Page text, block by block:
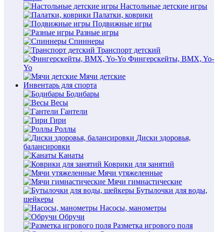
Настольные детские игры
Палатки, коврики
Подвижные игры
Разные игры
Спиннеры
Транспорт детский
Фингерскейты, BMX, Yo-
Yo
Мячи детские
Инвентарь для спорта
Бодибары
Весы
Гантели
Гири
Роллы
Диски здоровья,
балансировки
Канаты
Коврики для занятий
Мячи утяжеленные
Мячи гимнастические
Бутылочки для воды,
шейкеры
Насосы, манометры
Обручи
Разметка игрового поля